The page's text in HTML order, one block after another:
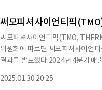
근 연례 보고서에 명시되어 있으며,
다.또한, 미국 전역의 9,000개 이상
스의 부사장과 Aetna의 사장을 역
맡았다.그녀는 경력을 회계법인
있다.린치는 이사로서의 서비스에
총회까지의 임기를 반영하여 비상
보고서의 부록 10.1에 기재되어 있
써모피셔사이언티픽
써모피셔사이언티픽(TMO,
위원회에 따르면 써모피셔사이언
결과를 발표했다.2024년 4분기 매
S는 16.53달러로 7% 증가했으며,
2025.01.30 20:25